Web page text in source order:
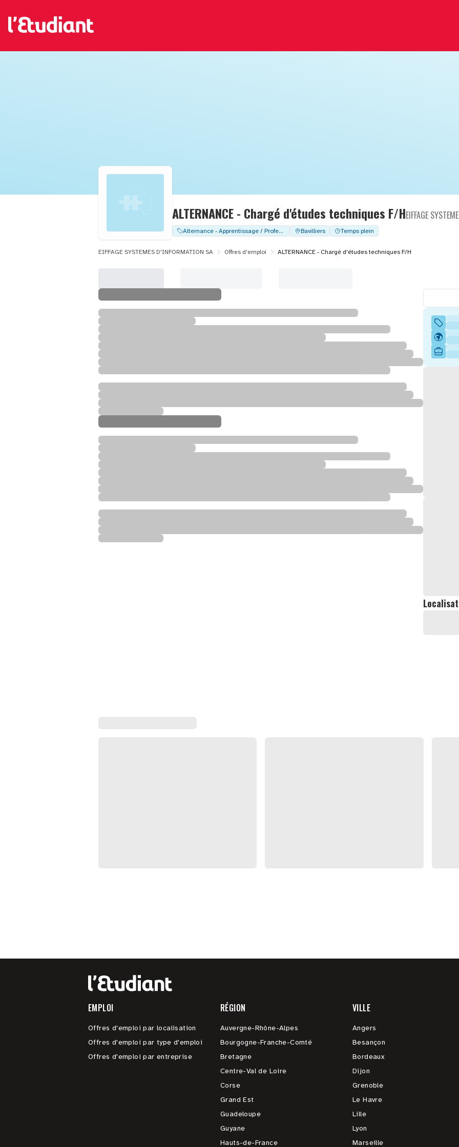
ALTERNANCE - Chargé d'études techniques F/HEIFFAGE
Alternance - Apprentissage / Professionalisation Bavilliers Temps plein
EIFFAGE SYSTEMES D'INFORMATION SA Offres d'emploi ALTERNANCE - Chargé d'études techniques F/H
EMPLOI
Offres d'emploi par localisation
Offres d'emploi par type d'emploi
Offres d'emploi par entreprise
RÉGION
Auvergne-Rhône-Alpes
Bourgogne-Franche-Comté
Bretagne
Centre-Val de Loire
Corse
Grand Est
Guadeloupe
Guyane
Hauts-de-France
VILLE
Angers
Besançon
Bordeaux
Dijon
Grenoble
Le Havre
Lille
Lyon
Marseille